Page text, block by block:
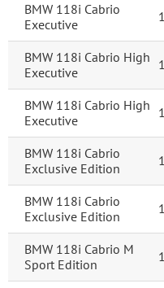
BMW 118i Cabrio
Executive
BMW 118i Cabrio High
Executive
BMW 118i Cabrio High
Executive
BMW 118i Cabrio
Exclusive Edition
BMW 118i Cabrio
Exclusive Edition
BMW 118i Cabrio M
Sport Edition